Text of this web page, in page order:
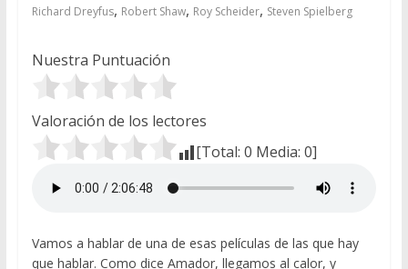
Richard Dreyfus, Robert Shaw, Roy Scheider, Steven Spielberg
Nuestra Puntuación
Valoración de los lectores
[Total: 0 Media: 0]
Vamos a hablar de una de esas películas de las que hay
que hablar. Como dice Amador, llegamos al calor, y